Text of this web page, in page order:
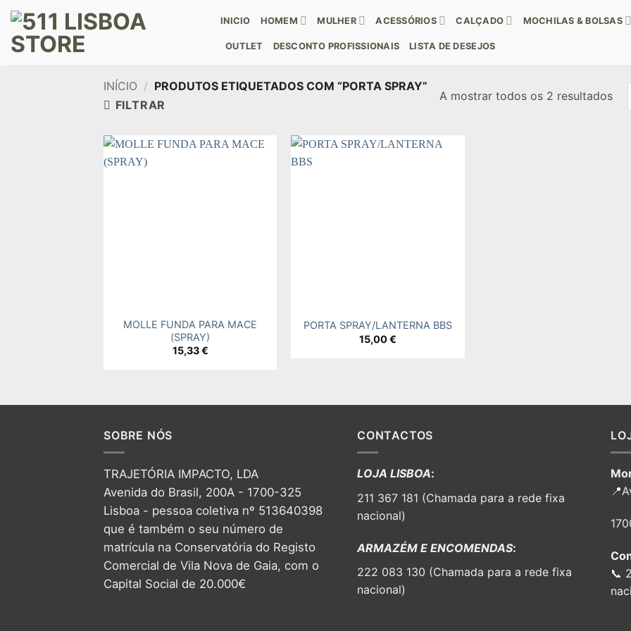
Skip
content
INICIO HOMEM MULHER ACESSÓRIOS CALÇADO MOCHILAS & BOLSAS
OUTLET DESCONTO PROFISSIONAIS LISTA DE DESEJOS
INÍCIO / PRODUTOS ETIQUETADOS COM “PORTA SPRAY”
FILTRAR
A mostrar todos os 2 resultados
por
MOLLE FUNDA PARA MACE
(SPRAY)
15,33€
PORTA SPRAY/LANTERNA BBS
15,00€
SOBRE NÓS
TRAJETÓRIA IMPACTO, LDA
Avenida do Brasil, 200A - 1700-325
Lisboa - pessoa coletiva nº 513640398
que é também o seu número de
matrícula na Conservatória do Registo
Comercial de Vila Nova de Gaia, com o
Capital Social de 20.000€
CONTACTOS
LOJA LISBOA:
211 367 181 (Chamada para a rede fixa
nacional)
ARMAZÉM E ENCOMENDAS:
222 083 130 (Chamada para a rede fixa
nacional)
📞